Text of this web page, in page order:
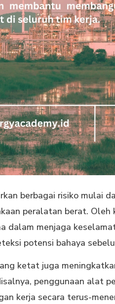
berbagai risiko mulai
peralatan berat.
dalam menjaga
potensi bahaya
ketat juga
penggunaan alat
kerja secara terus-